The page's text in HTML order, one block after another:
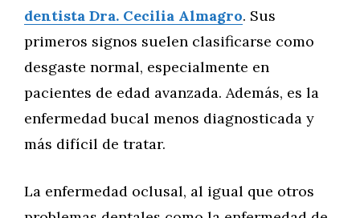
dentista Dra. Cecilia Almagro. Sus
primeros signos suelen clasificarse como
desgaste normal, especialmente en
pacientes de edad avanzada. Además, es la
enfermedad bucal menos diagnosticada y
más difícil de tratar.
La enfermedad oclusal, al igual que otros